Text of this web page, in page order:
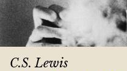
C.S. Lewis